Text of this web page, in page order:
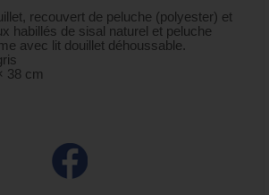
recouvert de peluche (polyester) et
habillés de sisal naturel et peluche
avec lit douillet déhoussable.
38 cm